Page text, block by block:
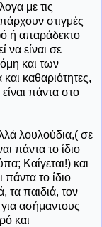
με τις
στιγμές
ή απαράδεκτο
να είναι σε
και των
καθαριότητες,
πάντα στο
λουλούδια,( σε
πάντα το ίδιο
Καίγεται!) και
πάντα το ίδιο
τα παιδιά, τον
ασήμαντους
και